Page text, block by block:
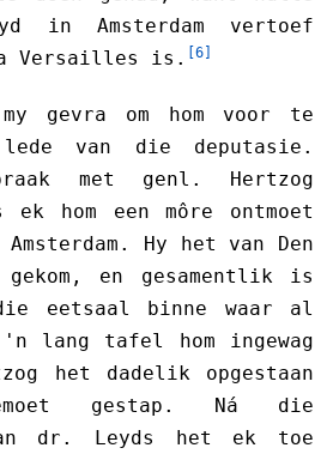
in Amsterdam vertoef
Versailles is.
[6]
gevra om hom voor te
van die deputasie.
met genl. Hertzog
ek hom een môre ontmoet
Hy het van Den
en gesamentlik is
eetsaal binne waar al
lang tafel hom ingewag
het dadelik opgestaan
gestap. Ná die
dr. Leyds het ek toe